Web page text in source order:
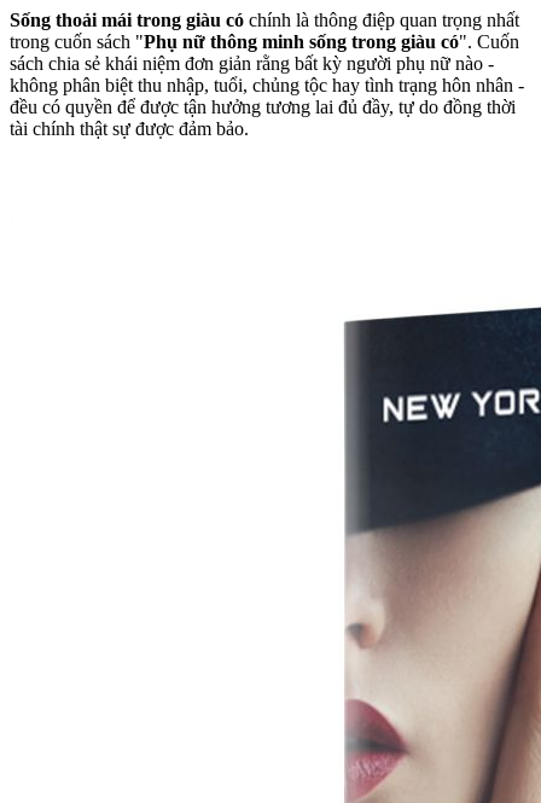
Sống thoải mái trong giàu có chính là thông điệp quan trọng nhất
trong cuốn sách "Phụ nữ thông minh sống trong giàu có". Cuốn
sách chia sẻ khái niệm đơn giản rằng bất kỳ người phụ nữ nào -
không phân biệt thu nhập, tuổi, chủng tộc hay tình trạng hôn nhân -
đều có quyền để được tận hưởng tương lai đủ đầy, tự do đồng thời
tài chính thật sự được đảm bảo.